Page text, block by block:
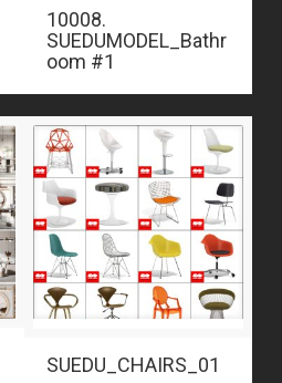
10008.
SUEDUMODEL_Bathr
oom #1
SUEDU_CHAIRS_01